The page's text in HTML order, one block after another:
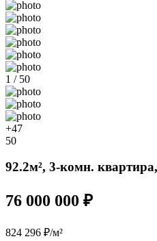
1 / 50
+47
50
92.2м², 3-комн.
76 000 000 ₽
824 296 ₽/м²